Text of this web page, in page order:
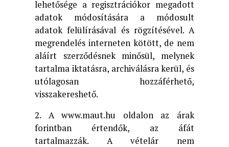
lehetősége a regisztrációkor megadott
adatok módosítására a módosult
adatok felülírásával és rögzítésével. A
megrendelés interneten kötött, de nem
aláírt szerződésnek minősül, melynek
tartalma iktatásra, archiválásra kerül, és
utólagosan hozzáférhető,
visszakereshető.
2. A www.maut.hu oldalon az árak
forintban értendők, az áfát
tartalmazzák. A vételár nem